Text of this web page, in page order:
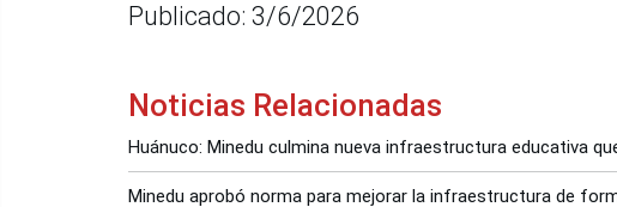
Publicado: 3/6/2026
Noticias Relacionadas
Huánuco: Minedu culmina nueva infraestructura educativa
Minedu aprobó norma para mejorar la infraestructura de